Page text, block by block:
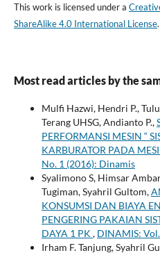
This work is licensed under a
ShareAlike 4.0 International License.
Most read articles by the
Mulfi Hazwi, Hendri P.,
Terang UHSG, Andianto P.,
PERFORMANSI MESIN “
KARBURATOR PADA
No. 1 (2016): Dinamis
Syalimono S, Himsar
Tugiman, Syahril Gultom,
KONSUMSI DAN BIAYA
PENGERING PAKAIAN
DAYA 1 PK , DINAMIS:
Irham F. Tanjung, Syahril